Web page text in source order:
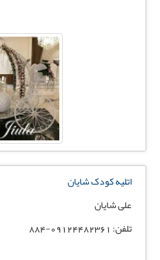
اتلیه کودک شایان
علی شایان
تلفن: 09124482361-884